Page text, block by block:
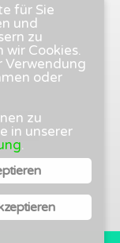
für Sie
und
zu
wir Cookies.
Verwendung
oder
zu
in unserer
.